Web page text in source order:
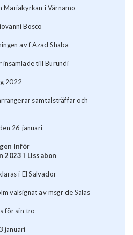
Mariakyrkan i Värnamo
Bosco
av f Azad Shaba
till Burundi
2022
samtalsträffar och
26 januari
inför
2023 i Lissabon
i El Salvador
välsignat av msgr de Salas
för sin tro
januari